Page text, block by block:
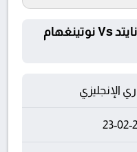
بطاقة المباراة نيوكاسل يونايتد Vs نوتينغهام
الإنجليزي
23-02-